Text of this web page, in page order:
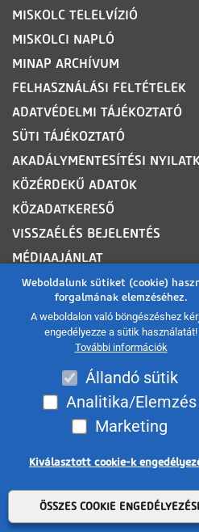
Weboldalunk sütiket (cookie)
forgalmának elemzéséhez.
A weboldalon való böngészéshez
engedélyezze a sütik használatát!
További információk
Állandó sütik
Analitika/Elemzés
Marketing
Kiválasztott cookie-k
ÖSSZES COOKIE
MISKOLC TELELVÍZIÓ
MISKOLCI NAPLÓ
MINAP ARCHÍVUM
FELHASZNÁLÁSI FELTÉTELEK
ADATVÉDELMI TÁJÉKOZTATÓ
SÜTI TÁJÉKOZTATÓ
AKADÁLYMENTESÍTÉSI
KÖZÉRDEKŰ ADATOK
KÖZADATKERESŐ
VISSZAÉLÉS BEJELENTÉS
MÉDIAAJÁNLAT
OLDALTÉRKÉP
ROVATOK
A MISKOLC TV
Minden jog fenntartva 2026 ©